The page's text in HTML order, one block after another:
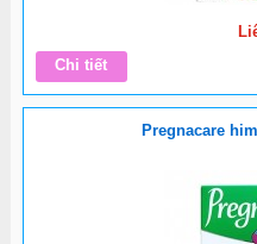
Chi tiết
Pregnacare